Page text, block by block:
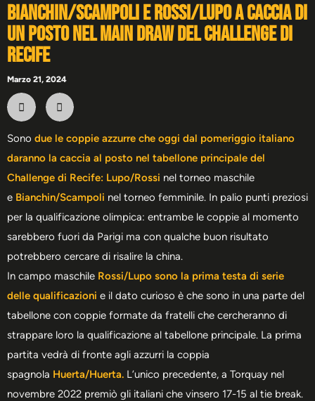
Bianchin/Scampoli e Rossi/Lupo a caccia di
un posto nel main draw del Challenge di
Recife
Marzo 21, 2024
Sono due le coppie azzurre che oggi dal pomeriggio italiano
daranno la caccia al posto nel tabellone principale del
Challenge di Recife: Lupo/Rossi nel torneo maschile
e Bianchin/Scampoli nel torneo femminile. In palio punti preziosi
per la qualificazione olimpica: entrambe le coppie al momento
sarebbero fuori da Parigi ma con qualche buon risultato
potrebbero cercare di risalire la china.
In campo maschile Rossi/Lupo sono la prima testa di serie
delle qualificazioni e il dato curioso è che sono in una parte del
tabellone con coppie formate da fratelli che cercheranno di
strappare loro la qualificazione al tabellone principale. La prima
partita vedrà di fronte agli azzurri la coppia
spagnola Huerta/Huerta. L’unico precedente, a Torquay nel
novembre 2022 premiò gli italiani che vinsero 17-15 al tie break.